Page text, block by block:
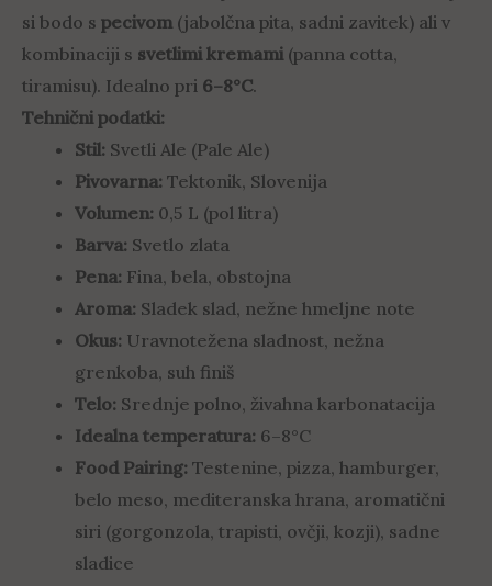
si bodo s pecivom (jabolčna pita, sadni zavitek) ali v
kombinaciji s svetlimi kremami(panna cotta,
tiramisu). Idealno pri 6–8°C.
Tehnični podatki:
Stil: Svetli Ale (Pale Ale)
Pivovarna: Tektonik, Slovenija
Volumen: 0,5 L (pol litra)
Barva: Svetlo zlata
Pena: Fina, bela, obstojna
Aroma: Sladek slad, nežne hmeljne note
Okus: Uravnotežena sladnost, nežna
grenkoba, suh finiš
Telo: Srednje polno, živahna karbonatacija
Idealna temperatura: 6–8°C
Food Pairing: Testenine, pizza, hamburger,
belo meso, mediteranska hrana, aromatični
siri (gorgonzola, trapisti, ovčji, kozji), sadne
sladice